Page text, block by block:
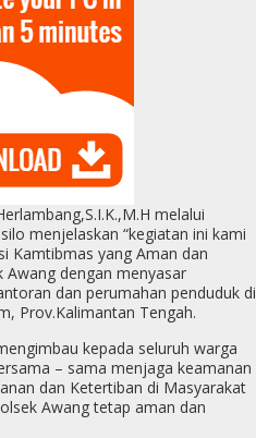
melalui
menjelaskan “kegiatan ini kami
Kamtibmas yang Aman dan
Awang dengan menyasar
dan perumahan penduduk di
Prov.Kalimantan Tengah.
kepada seluruh warga
– sama menjaga keamanan
dan Ketertiban di Masyarakat
Awang tetap aman dan